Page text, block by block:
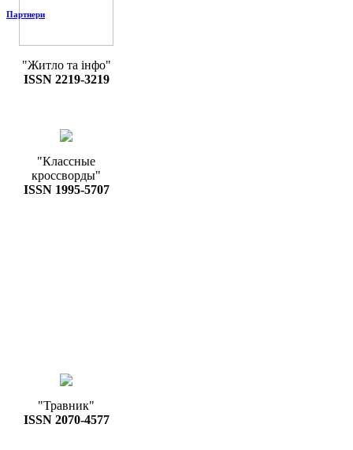
"Житло та інфо"
ISSN 2219-3219
"Классные
кроссворды"
ISSN 1995-5707
"Травник"
ISSN 2070-4577
Партнери